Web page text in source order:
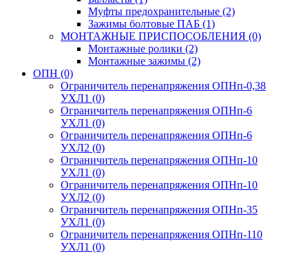
Муфты предохранительные (2)
Зажимы болтовые ПАБ (1)
МОНТАЖНЫЕ ПРИСПОСОБЛЕНИЯ (0)
Монтажные ролики (2)
Монтажные зажимы (2)
ОПН (0)
Ограничитель перенапряжения ОПНп-0,38
УХЛ1 (0)
Ограничитель перенапряжения ОПНп-6
УХЛ1 (0)
Ограничитель перенапряжения ОПНп-6
УХЛ2 (0)
Ограничитель перенапряжения ОПНп-10
УХЛ1 (0)
Ограничитель перенапряжения ОПНп-10
УХЛ2 (0)
Ограничитель перенапряжения ОПНп-35
УХЛ1 (0)
Ограничитель перенапряжения ОПНп-110
УХЛ1 (0)